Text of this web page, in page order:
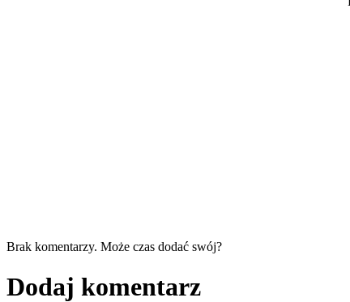
Brak komentarzy. Może czas dodać swój?
Dodaj komentarz